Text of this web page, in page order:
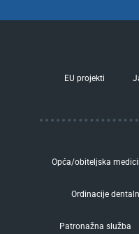
EU projekti
Opća/obiteljska
Ordinacije
Patronažna služba